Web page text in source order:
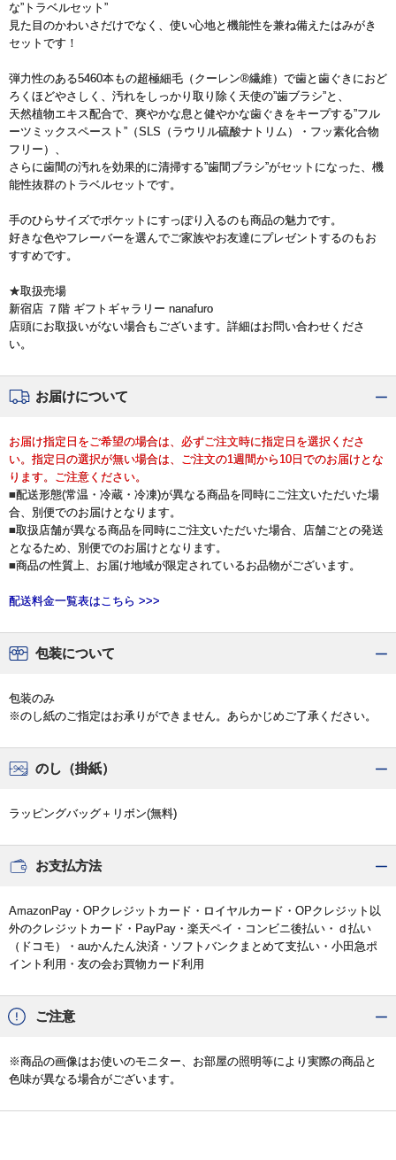
な”トラベルセット”
見た目のかわいさだけでなく、使い心地と機能性を兼ね備えたはみがき
セットです！
弾力性のある5460本もの超極細毛（クーレン®繊維）で歯と歯ぐきにおど
ろくほどやさしく、汚れをしっかり取り除く天使の”歯ブラシ”と、
天然植物エキス配合で、爽やかな息と健やかな歯ぐきをキープする”フル
ーツミックスペースト”（SLS（ラウリル硫酸ナトリム）・フッ素化合物
フリー）、
さらに歯間の汚れを効果的に清掃する”歯間ブラシ”がセットになった、機
能性抜群のトラベルセットです。
手のひらサイズでポケットにすっぽり入るのも商品の魅力です。
好きな色やフレーバーを選んでご家族やお友達にプレゼントするのもお
すすめです。
★取扱売場
新宿店 ７階 ギフトギャラリー nanafuro
店頭にお取扱いがない場合もございます。詳細はお問い合わせくださ
い。
お届けについて
お届け指定日をご希望の場合は、必ずご注文時に指定日を選択くださ
い。指定日の選択が無い場合は、ご注文の1週間から10日でのお届けとな
ります。ご注意ください。
■配送形態(常温・冷蔵・冷凍)が異なる商品を同時にご注文いただいた場
合、別便でのお届けとなります。
■取扱店舗が異なる商品を同時にご注文いただいた場合、店舗ごとの発送
となるため、別便でのお届けとなります。
■商品の性質上、お届け地域が限定されているお品物がございます。
配送料金一覧表はこちら >>>
包装について
包装のみ
※のし紙のご指定はお承りができません。あらかじめご了承ください。
のし（掛紙）
ラッピングバッグ＋リボン(無料)
お支払方法
AmazonPay・OPクレジットカード・ロイヤルカード・OPクレジット以
外のクレジットカード・PayPay・楽天ペイ・コンビニ後払い・ｄ払い
（ドコモ）・auかんたん決済・ソフトバンクまとめて支払い・小田急ポ
イント利用・友の会お買物カード利用
ご注意
※商品の画像はお使いのモニター、お部屋の照明等により実際の商品と
色味が異なる場合がございます。